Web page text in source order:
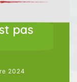
pas
2024